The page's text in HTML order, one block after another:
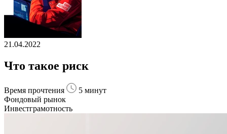
21.04.2022
Что такое риск
Время прочтения
5 минут
Фондовый рынок
Инвестграмотность